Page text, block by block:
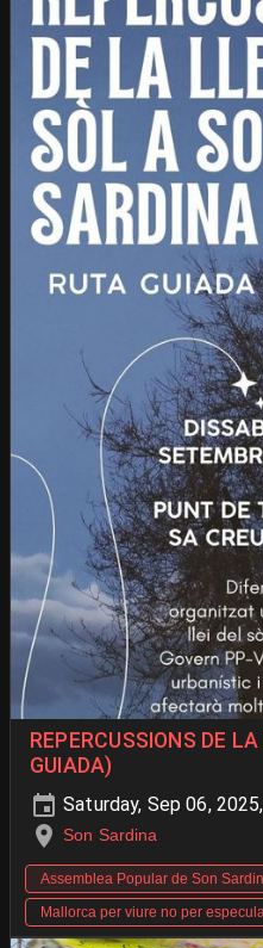
REPERCUSSIONS DE
GUIADA)
Saturday, Sep 06,
Son Sardina
Assemblea Popular de Son
Mallorca per viure no per